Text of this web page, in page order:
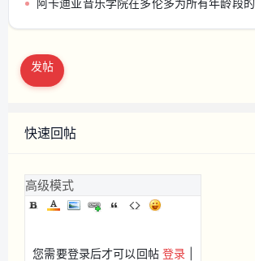
阿卡迪亚音乐学院在多伦多为所有年龄段
发帖
快速回帖
高级模式
您需要登录后才可以回帖登录